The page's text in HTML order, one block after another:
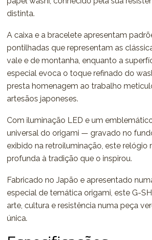
distinta.
A caixa e a bracelete apresentam
pontilhadas que representam as
vale e de montanha, enquanto a
especial evoca o toque refinado do
presta homenagem ao trabalho
artesãos japoneses.
Com iluminação LED e um
universal do origami — gravado no
exibido na retroiluminação, este relógio
profunda à tradição que o inspirou.
Fabricado no Japão e apresentado
especial de temática origami, este G-
arte, cultura e resistência numa peça
única.